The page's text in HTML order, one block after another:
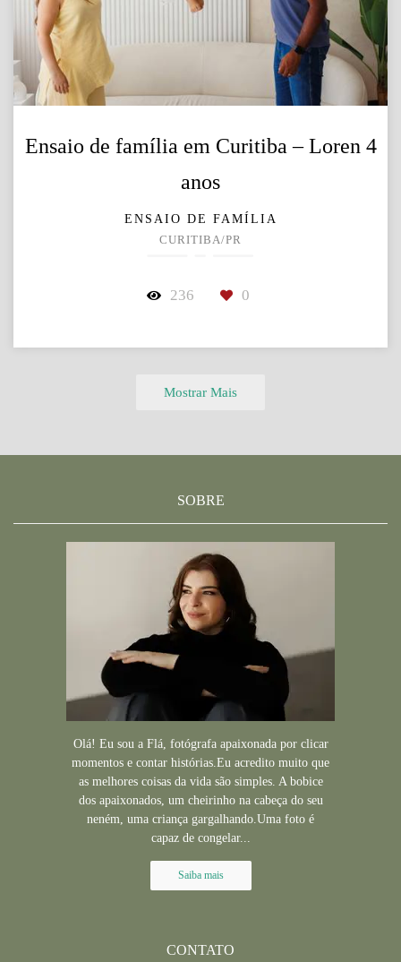
Ensaio de família em Curitiba – Loren 4
anos
ENSAIO DE FAMÍLIA
CURITIBA/PR
236 0
Mostrar Mais
SOBRE
Olá! Eu sou a Flá, fotógrafa apaixonada por clicar
momentos e contar histórias.Eu acredito muito que
as melhores coisas da vida são simples. A bobice
dos apaixonados, um cheirinho na cabeça do seu
neném, uma criança gargalhando.Uma foto é
capaz de congelar...
Saiba mais
CONTATO